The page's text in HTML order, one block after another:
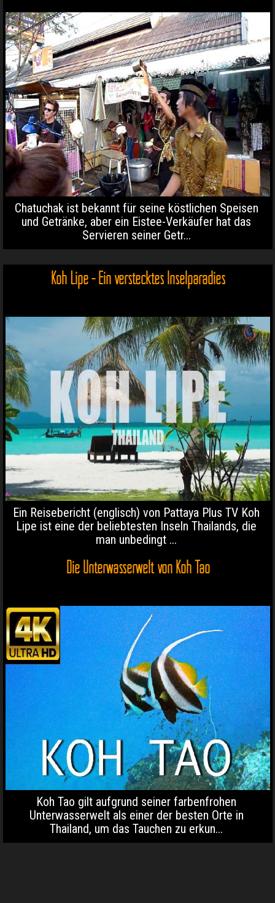
Chatuchak ist bekannt für seine köstlichen Speisen
und Getränke, aber ein Eistee-Verkäufer hat das
Servieren seiner Getr...
Koh Lipe - Ein verstecktes Inselparadies
Ein Reisebericht (englisch) von Pattaya Plus TV Koh
Lipe ist eine der beliebtesten Inseln Thailands, die
man unbedingt ...
Die Unterwasserwelt von Koh Tao
Koh Tao gilt aufgrund seiner farbenfrohen
Unterwasserwelt als einer der besten Orte in
Thailand, um das Tauchen zu erkun...